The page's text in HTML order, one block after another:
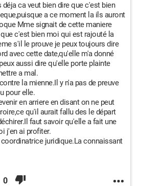
ca veut bien dire que c'est bien
a ce moment la ils auront
Mme signait de cette maniere
c'est bien moi qui est rajouté la
s'il le prouve je peux toujours dire
avec cette date,qu'elle m'a donné
aussi dire qu'elle porte plainte
a mal.
la mienne.Il y n'a pas de preuve
pour elle.
en arriere en disant on ne peut
qu'il aurait fallu des le départ
faut savoir qu'elle a fait une
j'en ai profiter.
juridique.La connaissant
0